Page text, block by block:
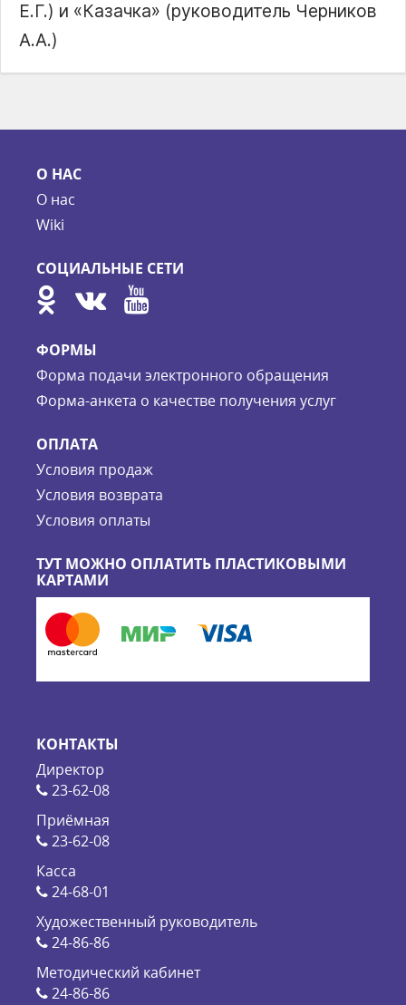
Е.Г.) и «Казачка» (руководитель Черников
А.А.)
О НАС
О нас
Wiki
СОЦИАЛЬНЫЕ СЕТИ
ФОРМЫ
Форма подачи электронного обращения
Форма-анкета о качестве получения услуг
ОПЛАТА
Условия продаж
Условия возврата
Условия оплаты
ТУТ МОЖНО ОПЛАТИТЬ ПЛАСТИКОВЫМИ
КАРТАМИ
КОНТАКТЫ
Директор
23-62-08
Приёмная
23-62-08
Касса
24-68-01
Художественный руководитель
24-86-86
Методический кабинет
24-86-86